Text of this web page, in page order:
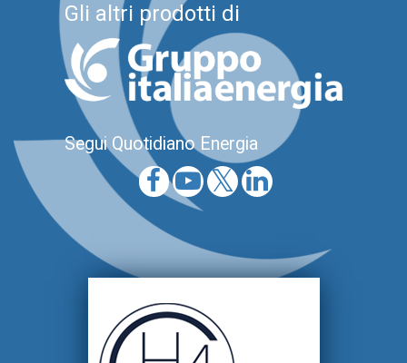
Gli altri prodotti di
Segui Quotidiano Energia